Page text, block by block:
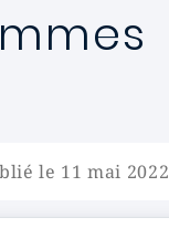
le 11 mai 2022